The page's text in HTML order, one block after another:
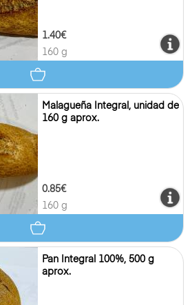
1.40€
160 g
Malagueña Integral, unidad de
160 g aprox.
0.85€
160 g
Pan Integral 100%, 500 g
aprox.